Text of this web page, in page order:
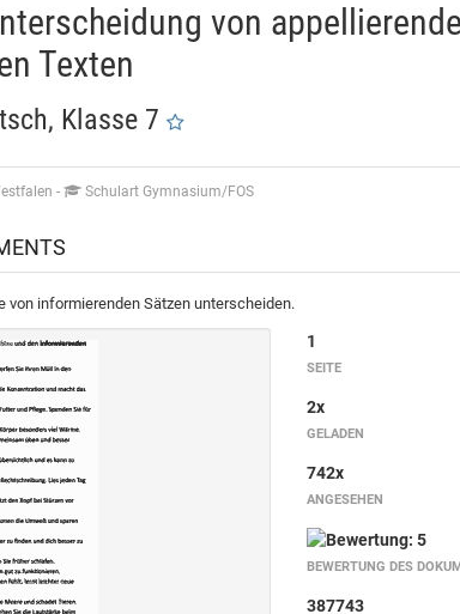
von
Texten
Klasse 7
- Schulart Gymnasium/FOS
von informierenden Sätzen unterscheiden.
1
SEITE
2x
GELADEN
742x
ANGESEHEN
BEWERTUNG DES
387743